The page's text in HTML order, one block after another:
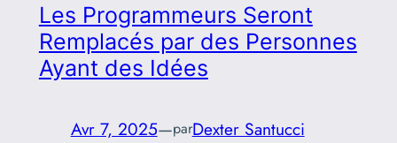
Les Programmeurs Seront
Remplacés par des Personnes
Ayant des Idées
Avr 7, 2025—parDexter Santucci